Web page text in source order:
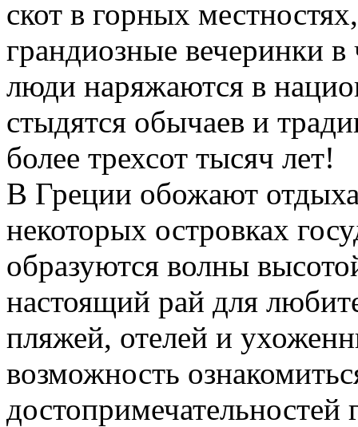
скот в горных
грандиозные вечеринки в
люди наряжаются в
стыдятся обычаев и
более трехсот тысяч лет!
В Греции обожают
некоторых островках
образуются волны
настоящий рай для
пляжей, отелей и
возможность
достопримечательностей